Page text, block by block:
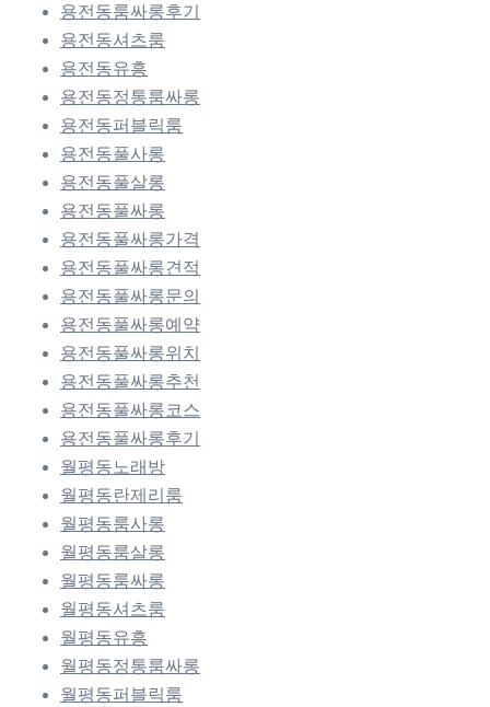
용전동룸싸롱후기
용전동셔츠룸
용전동유흥
용전동정통룸싸롱
용전동퍼블릭룸
용전동풀사롱
용전동풀살롱
용전동풀싸롱
용전동풀싸롱가격
용전동풀싸롱견적
용전동풀싸롱문의
용전동풀싸롱예약
용전동풀싸롱위치
용전동풀싸롱추천
용전동풀싸롱코스
용전동풀싸롱후기
월평동노래방
월평동란제리룸
월평동룸사롱
월평동룸살롱
월평동룸싸롱
월평동셔츠룸
월평동유흥
월평동정통룸싸롱
월평동퍼블릭룸